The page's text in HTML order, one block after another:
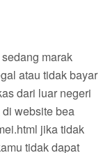
marak
atau tidak bayar
dari luar negeri
website bea
jika tidak
tidak dapat